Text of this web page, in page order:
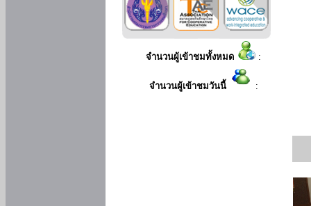
จำนวนผู้เข้าชมทั้งหมด :
จำนวนผู้เข้าชมวันนี้ :